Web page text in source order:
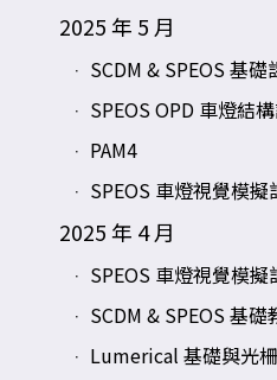
2025 年 5 月
SCDM & SPEOS 基礎
SPEOS OPD 車燈結
PAM4
SPEOS 車燈視覺模擬
2025 年 4 月
SPEOS 車燈視覺模擬
SCDM & SPEOS 基礎
Lumerical 基礎與光